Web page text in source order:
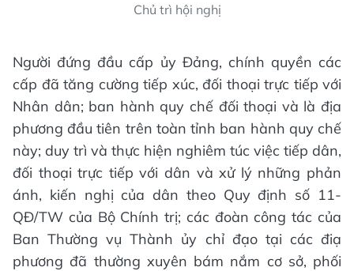
Chủ trì hội nghị
Người đứng đầu cấp ủy Đảng, chính quyền các
cấp đã tăng cường tiếp xúc, đối thoại trực tiếp với
Nhân dân; ban hành quy chế đối thoại và là địa
phương đầu tiên trên toàn tỉnh ban hành quy chế
này; duy trì và thực hiện nghiêm túc việc tiếp dân,
đối thoại trực tiếp với dân và xử lý những phản
ánh, kiến nghị của dân theo Quy định số 11-
QĐ/TW của Bộ Chính trị; các đoàn công tác của
Ban Thường vụ Thành ủy chỉ đạo tại các điạ
phương đã thường xuyên bám nắm cơ sở, phối